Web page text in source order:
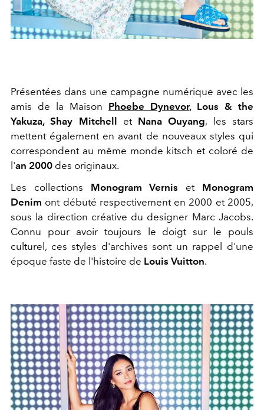
Présentées dans une campagne numérique avec les
amis de la Maison Phoebe Dynevor, Lous & the
Yakuza, Shay Mitchell etNana Ouyang, les stars
mettent également en avant de nouveaux styles qui
correspondent au même monde kitsch et coloré de
l'an 2000 des originaux.
Les collections Monogram Vernis et Monogram
Denim ont débuté respectivement en 2000 et 2005,
sous la direction créative du designer Marc Jacobs.
Connu pour avoir toujours le doigt sur le pouls
culturel, ces styles d'archives sont un rappel d'une
époque faste de l'histoire de Louis Vuitton.